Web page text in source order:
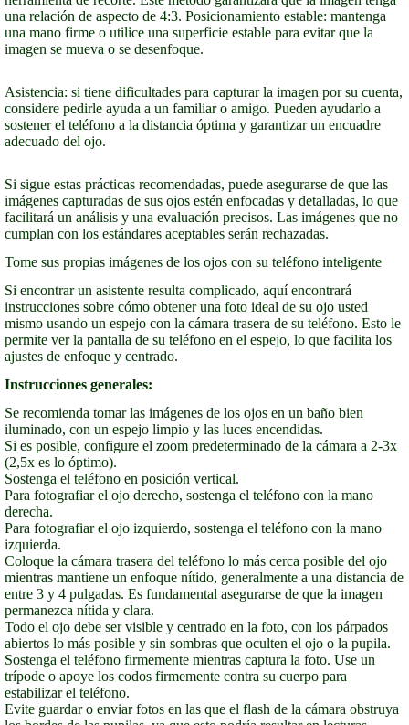
una relación de aspecto de 4:3. Posicionamiento estable: mantenga
una mano firme o utilice una superficie estable para evitar que la
imagen se mueva o se desenfoque.
Asistencia: si tiene dificultades para capturar la imagen por su cuenta,
considere pedirle ayuda a un familiar o amigo. Pueden ayudarlo a
sostener el teléfono a la distancia óptima y garantizar un encuadre
adecuado del ojo.
Si sigue estas prácticas recomendadas, puede asegurarse de que las
imágenes capturadas de sus ojos estén enfocadas y detalladas, lo que
facilitará un análisis y una evaluación precisos. Las imágenes que no
cumplan con los estándares aceptables serán rechazadas.
Tome sus propias imágenes de los ojos con su teléfono inteligente
Si encontrar un asistente resulta complicado, aquí encontrará
instrucciones sobre cómo obtener una foto ideal de su ojo usted
mismo usando un espejo con la cámara trasera de su teléfono. Esto le
permite ver la pantalla de su teléfono en el espejo, lo que facilita los
ajustes de enfoque y centrado.
Instrucciones generales:
Se recomienda tomar las imágenes de los ojos en un baño bien
iluminado, con un espejo limpio y las luces encendidas.
Si es posible, configure el zoom predeterminado de la cámara a 2-3x
(2,5x es lo óptimo).
Sostenga el teléfono en posición vertical.
Para fotografiar el ojo derecho, sostenga el teléfono con la mano
derecha.
Para fotografiar el ojo izquierdo, sostenga el teléfono con la mano
izquierda.
Coloque la cámara trasera del teléfono lo más cerca posible del ojo
mientras mantiene un enfoque nítido, generalmente a una distancia de
entre 3 y 4 pulgadas. Es fundamental asegurarse de que la imagen
permanezca nítida y clara.
Todo el ojo debe ser visible y centrado en la foto, con los párpados
abiertos lo más posible y sin sombras que oculten el ojo o la pupila.
Sostenga el teléfono firmemente mientras captura la foto. Use un
trípode o apoye los codos firmemente contra su cuerpo para
estabilizar el teléfono.
Evite guardar o enviar fotos en las que el flash de la cámara obstruya